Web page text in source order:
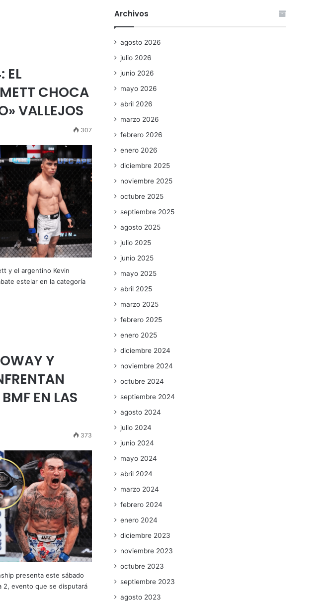
EL
CHOCA
VALLEJOS
307
y el argentino Kevin
estelar en la categoría
Y
EN LAS
373
presenta este sábado
2, evento que se disputará
Archivos
agosto 2026
julio 2026
junio 2026
mayo 2026
abril 2026
marzo 2026
febrero 2026
enero 2026
diciembre 2025
noviembre 2025
octubre 2025
septiembre 2025
agosto 2025
julio 2025
junio 2025
mayo 2025
abril 2025
marzo 2025
febrero 2025
enero 2025
diciembre 2024
noviembre 2024
octubre 2024
septiembre 2024
agosto 2024
julio 2024
junio 2024
mayo 2024
abril 2024
marzo 2024
febrero 2024
enero 2024
diciembre 2023
noviembre 2023
octubre 2023
septiembre 2023
agosto 2023